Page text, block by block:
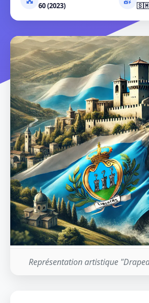
60 (2023)
Représentation artistique